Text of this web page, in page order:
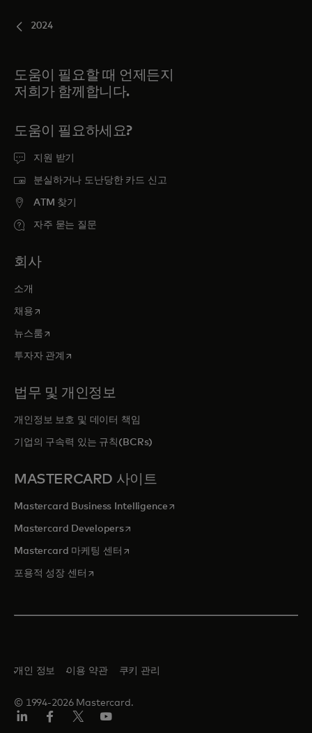
2024
도움이 필요할 때 언제든지
저희가 함께합니다.
도움이 필요하세요?
지원 받기
분실하거나 도난당한 카드 신고
ATM 찾기
자주 묻는 질문
회사
소개
채용새 탭에서 열림
뉴스룸새 탭에서 열림
투자자 관계 새 탭에서 열림
법무 및 개인정보
개인정보 보호 및 데이터 책임
기업의 구속력 있는 규칙(BCRs)
MASTERCARD 사이트
Mastercard Business Intelligence새 탭에서 열림
Mastercard Developers새 탭에서 열림
Mastercard 마케팅 센터 새 탭에서 열림
포용적 성장 센터 새 탭에서 열림
© 1994-2026 Mastercard.
개인 정보 이용 약관 쿠키 관리